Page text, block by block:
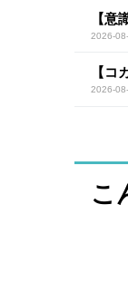
【
2026-
【コ
2026-
こ